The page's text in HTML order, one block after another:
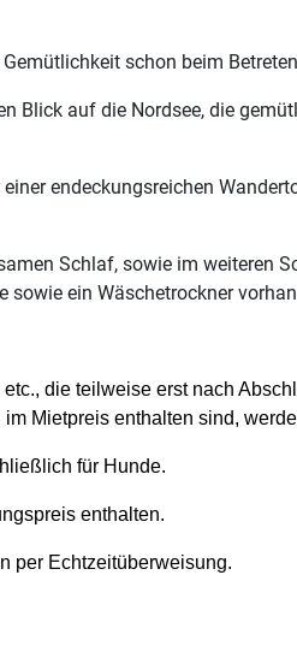
schon beim
Blick auf die Nordsee, die
endeckungsreichen
Schlaf, sowie im weiteren
sowie ein Wäschetrockner
die teilweise erst nach
Mietpreis enthalten sind,
für Hunde.
enthalten.
per Echtzeitüberweisung.